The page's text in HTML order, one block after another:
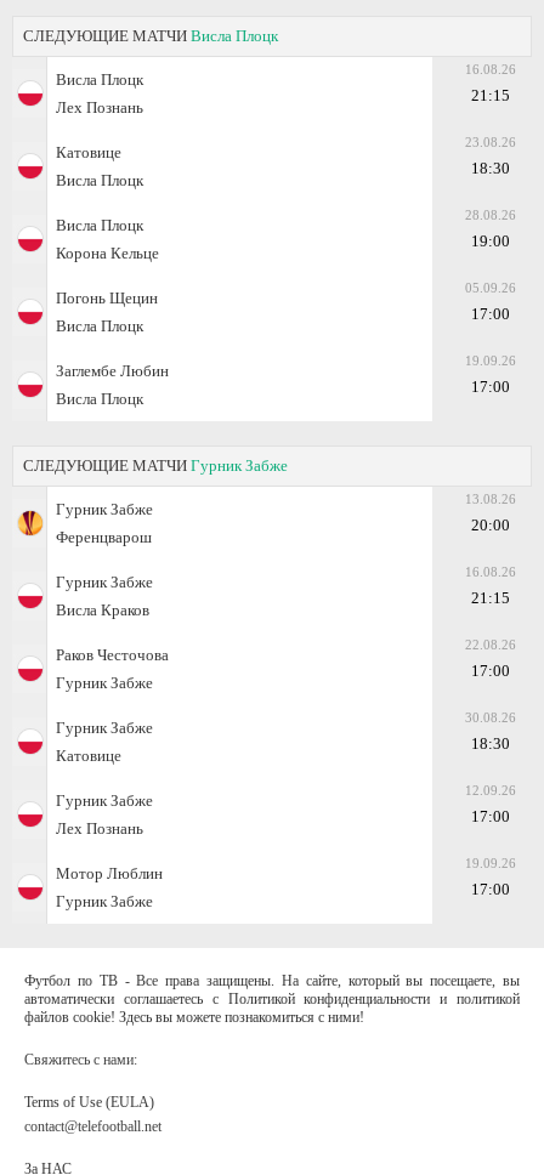
СЛЕДУЮЩИЕ МАТЧИ Висла Плоцк
Висла Плоцк
Лех Познань
16.08.26
21:15
Катовице
Висла Плоцк
23.08.26
18:30
Висла Плоцк
Корона Кельце
28.08.26
19:00
Погонь Щецин
Висла Плоцк
05.09.26
17:00
Заглембе Любин
Висла Плоцк
19.09.26
17:00
СЛЕДУЮЩИЕ МАТЧИ Гурник Забже
Гурник Забже
Ференцварош
13.08.26
20:00
Гурник Забже
Висла Краков
16.08.26
21:15
Раков Честочова
Гурник Забже
22.08.26
17:00
Гурник Забже
Катовице
30.08.26
18:30
Гурник Забже
Лех Познань
12.09.26
17:00
Мотор Люблин
Гурник Забже
19.09.26
17:00
Футбол по ТВ - Все права защищены. На сайте, который вы посещаете, вы
автоматически соглашаетесь с Политикой конфиденциальности и политикой
файлов cookie! Здесь вы можете познакомиться с ними!
Свяжитесь с нами:
Terms of Use (EULA)
contact@telefootball.net
За НАС